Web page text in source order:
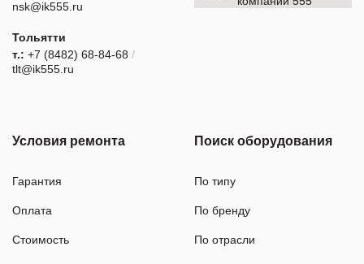
nsk@ik555.ru
Тольятти
т.: +7 (8482) 68-84-68 /
tlt@ik555.ru
Условия ремонта
Гарантия
Оплата
Стоимость
Поиск оборудования
По типу
По бренду
По отрасли